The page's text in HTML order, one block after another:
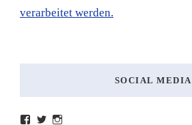
verarbeitet werden.
SOCIAL MEDIA
ProfilProfil